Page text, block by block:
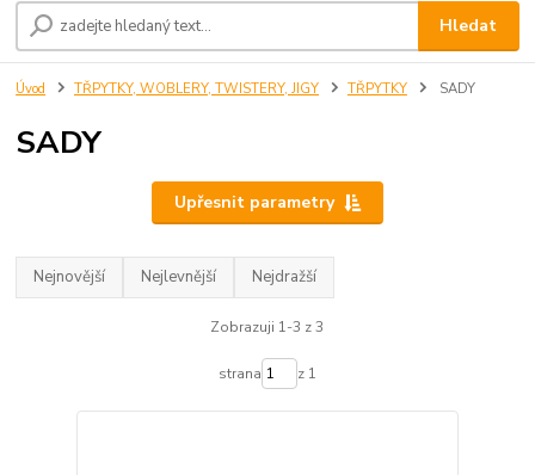
Hledat
Úvod TŘPYTKY, WOBLERY, TWISTERY, JIGY TŘPYTKY SADY
SADY
Upřesnit parametry
Nejnovější Nejlevnější Nejdražší
Zobrazuji 1-3 z 3
strana z 1